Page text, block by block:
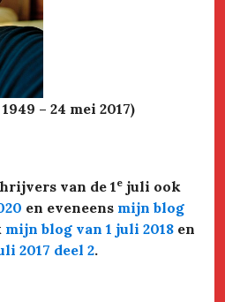
– 24 mei 2017)
van de 1e juli ook
en eveneens mijn blog
mijn blog van 1 juli 2018 en
2017 deel 2.